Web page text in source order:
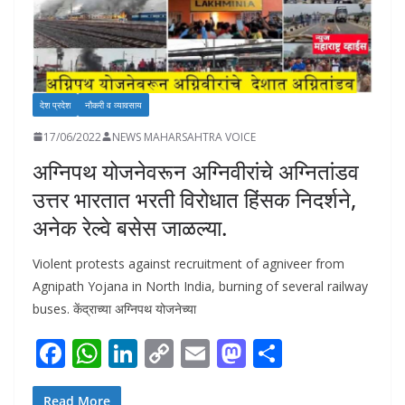
देश प्रदेश नौकरी व व्यावसाय
17/06/2022 NEWS MAHARSAHTRA VOICE
अग्निपथ योजनेवरून अग्निवीरांचे अग्नितांडव
उत्तर भारतात भरती विरोधात हिंसक निदर्शने,
अनेक रेल्वे बसेस जाळल्या.
Violent protests against recruitment of agniveer from
Agnipath Yojana in North India, burning of several railway
buses. केंद्राच्या अग्निपथ योजनेच्या
F
ac
W
h
Li C E M
Read More